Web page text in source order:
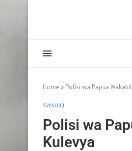
Home » Polisi wa Papua
SWAHILI
Polisi wa
Kulevya